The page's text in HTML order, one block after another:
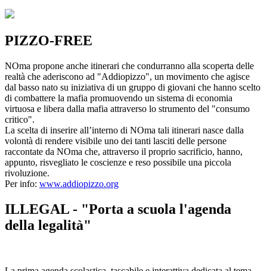
PIZZO-FREE
NOma propone anche itinerari che condurranno alla scoperta delle
realtà che aderiscono ad "Addiopizzo", un movimento che agisce
dal basso nato su iniziativa di un gruppo di giovani che hanno scelto
di combattere la mafia promuovendo un sistema di economia
virtuosa e libera dalla mafia attraverso lo strumento del "consumo
critico".
La scelta di inserire all’interno di NOma tali itinerari nasce dalla
volontà di rendere visibile uno dei tanti lasciti delle persone
raccontate da NOma che, attraverso il proprio sacrificio, hanno,
appunto, risvegliato le coscienze e reso possibile una piccola
rivoluzione.
Per info: www.addiopizzo.org
ILLEGAL - "Porta a scuola l'agenda
della legalità"